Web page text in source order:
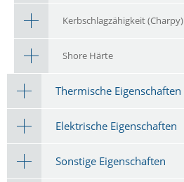
Kerbschlagzähigkeit (Charpy)
Shore Härte
Thermische Eigenschaften
Elektrische Eigenschaften
Sonstige Eigenschaften